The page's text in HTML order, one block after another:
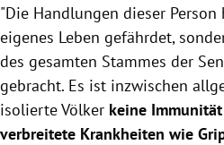
"Die Handlungen dieser
eigenes Leben gefährdet,
des gesamten Stammes der
gebracht. Es ist inzwischen
isolierte Völker keine
verbreitete Krankheiten wie